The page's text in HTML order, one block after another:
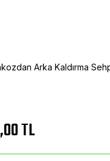
Arka Kaldırma
TL